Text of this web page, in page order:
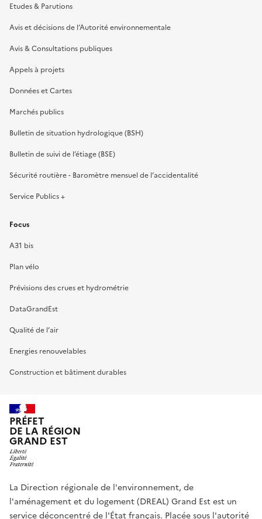
Etudes & Parutions
Avis et décisions de l’Autorité environnementale
Avis & Consultations publiques
Appels à projets
Données et Cartes
Marchés publics
Bulletin de situation hydrologique (BSH)
Bulletin de suivi de l’étiage (BSE)
Sécurité routière - Baromètre mensuel de l’accidentalité
Service Publics +
Focus
A31 bis
Plan vélo
Prévisions des crues et hydrométrie
DataGrandEst
Qualité de l’air
Energies renouvelables
Construction et bâtiment durables
PRÉFET
DE LA RÉGION
GRAND EST
La Direction régionale de l'environnement, de
l'aménagement et du logement (DREAL) Grand Est est un
service déconcentré de l'État français. Placée sous l'autorité